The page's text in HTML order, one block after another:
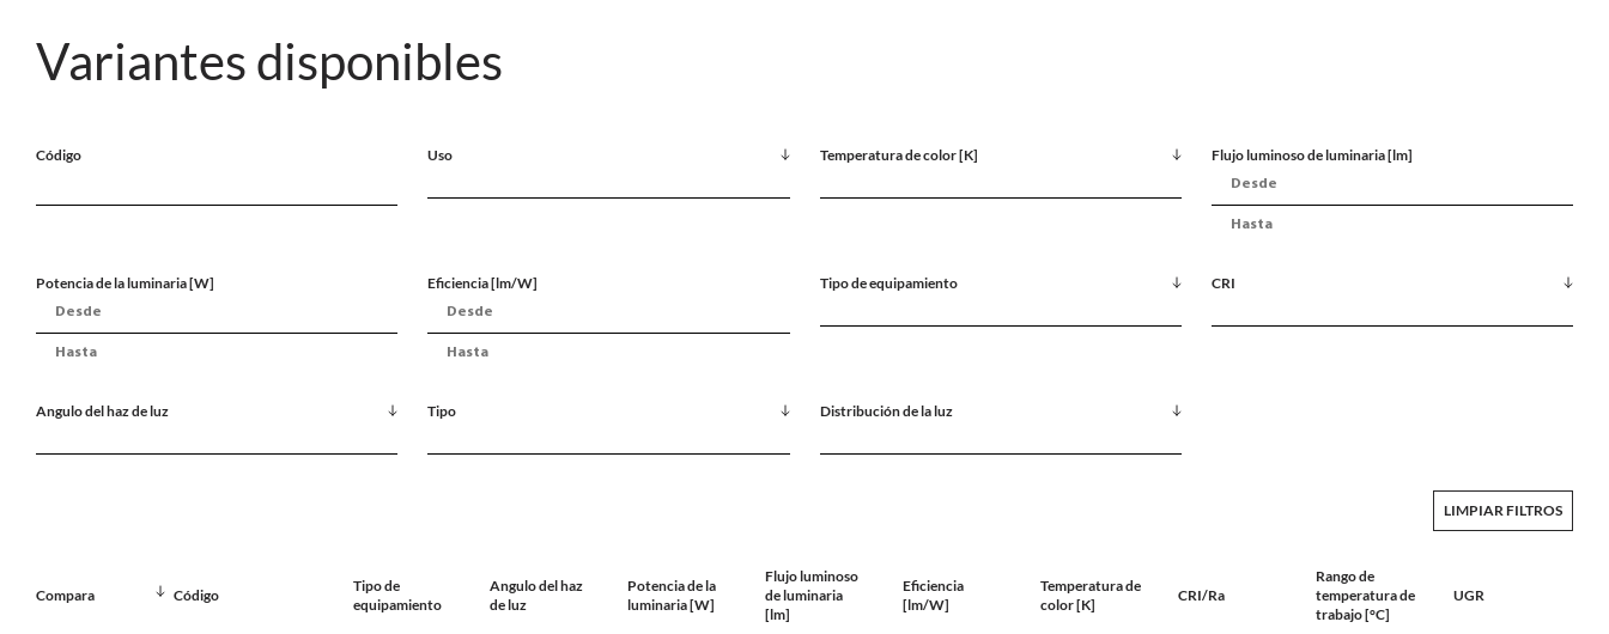
Variantes disponibles
Código Uso Temperatura de color [K] Flujo luminoso de luminaria [lm]
Potencia de la luminaria [W] Eficiencia [lm/W] Tipo de equipamiento CRI
Angulo del haz de luz Tipo Distribución de la luz
LIMPIAR FILTROS
Compara Código
Tipo de
equipamiento
Angulo del haz
de luz
Potencia de la
luminaria [W]
Flujo luminoso
de luminaria
[lm]
Eficiencia
[lm/W]
Temperatura de
color [K]
CRI/Ra
Rango de
temperatura de
trabajo [°C]
UGR